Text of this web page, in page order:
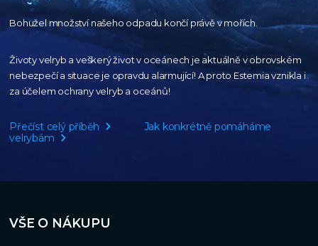
Bohužel množství našeho odpadu končí právě v mořích.
Životy velryb a veškerý život v oceánech je aktuálněv obrovském
nebezpečí a situace je opravdu alarmující!A proto Estemia vznikla i
za účelem ochrany velryb a oceánů!
Přečíst celý příběh
Jak konkrétně pomáháme
velrybám
VŠE O NÁKUPU